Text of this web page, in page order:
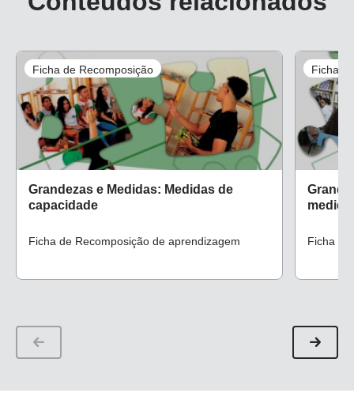
Ficha de Recomposição
Grandezas e Medidas: Medidas de
capacidade
Ficha de Recomposição de aprendizagem
Ficha
Ficha